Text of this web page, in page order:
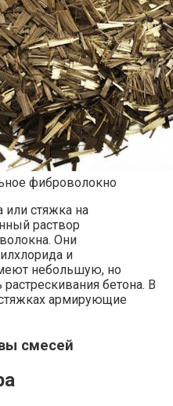
фиброволокно
или стяжка на
раствор
Они
и
небольшую, но
бетона. В
армирующие
смесей